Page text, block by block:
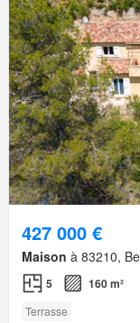
427 000 €
Maison à 83210,
5 160 m²
Terrasse